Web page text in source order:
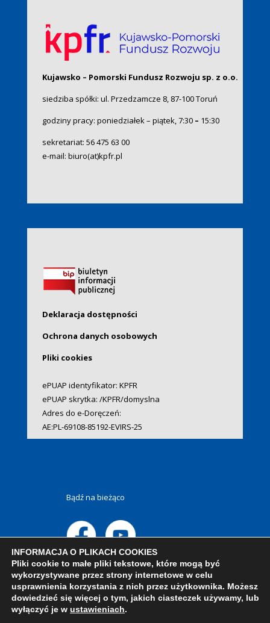
Kujawsko – Pomorski Fundusz Rozwoju sp. z o.o.
siedziba spółki: ul. Przedzamcze 8, 87-100 Toruń
godziny pracy: poniedziałek – piątek, 7:30– 15:30
sekretariat: 56 475 63 00
e-mail: biuro(at)kpfr.pl
Deklaracja dostępności
Ochrona danych osobowych
Pliki cookies
ePUAP identyfikator: KPFR
ePUAP skrytka: /KPFR/domyslna
Adres do e-Doręczeń:
AE:PL-69108-85192-EVIRS-25
Bądź na bieżąco
INFORMACJA O PLIKACH COOKIES
Pliki cookie to małe pliki tekstowe, które mogą być
wykorzystywane przez strony internetowe w celu
usprawnienia korzystania z nich przez użytkownika. Możesz
dowiedzieć się więcej o tym, jakich ciasteczek używamy, lub
wyłączyć je w ustawieniach.